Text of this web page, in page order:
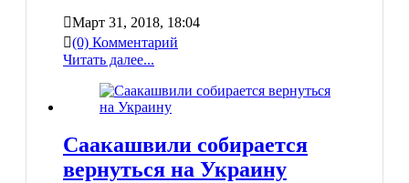
Март 31, 2018, 18:04
(0) Комментарий
Читать далее...
Саакашвили собирается
вернуться на Украину